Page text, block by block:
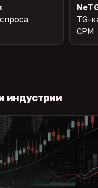
TG-
CPM
индустрии